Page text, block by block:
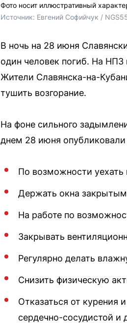
Фото носит иллюстративный
Источник: Евгений Софийчук /
В ночь на 28 июня
один человек погиб. На НПЗ
Жители Славянска-на-
тушить возгорание.
На фоне сильного
днем 28 июня
По возможности
Держать окна
На работе по
Закрывать
Регулярно делать
Снизить физическую
Отказаться от курения
сердечно-сосудистой и